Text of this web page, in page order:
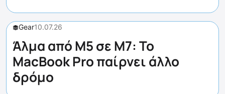
Gear10.07.26
Άλμα από M5 σε M7: Το
MacBook Pro παίρνει άλλο
δρόμο